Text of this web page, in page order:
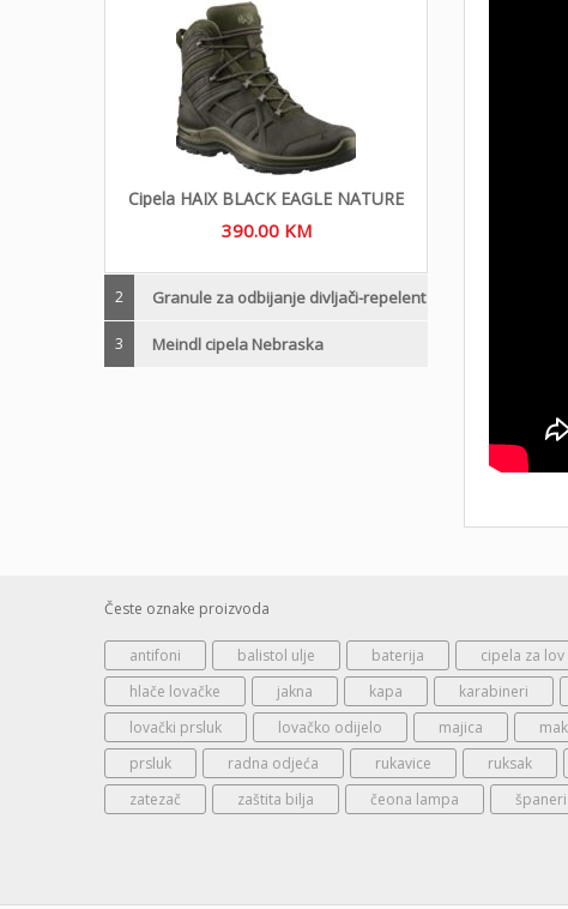
Cipela HAIX BLACK EAGLE NATURE
390.00 KM
2 Granule za odbijanje divljači-repelent
3 Meindl cipela Nebraska
Česte oznake proizvoda
antifoni balistol ulje baterija cipela za lov
hlače lovačke
jakna kapa karabineri
lovački prsluk
lovačko odijelo majica
prsluk
radna odjeća rukavice ruksak
zatezač
zaštita bilja čeona lampa španeri